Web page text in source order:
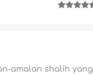
amalan shalih yang